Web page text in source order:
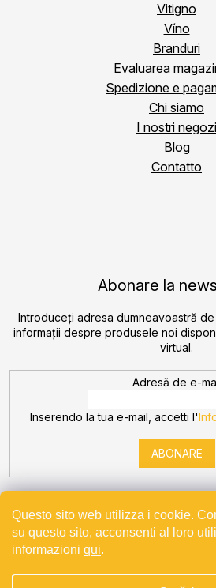
Questo sito web utilizza i cookie.
su questo sito, acconsenti al loro
informazioni qui.
Vitigno
Víno
Branduri
Evaluarea
Spedizione e
Chi siamo
I nostri negozi
Blog
Contatto
Abonare la
Introduceţi adresa dumneavoastră
informaţii despre produsele noi
virtual.
Adresă de e-
Inserendo la tua e-mail, accetti l'
ABONARE